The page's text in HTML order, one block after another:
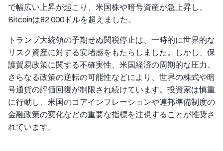
で幅広い上昇が起こり、米国株や暗号資産が急上昇し、
Bitcoinは82,000ドルを超えました。
トランプ大統領の予期せぬ関税停止は、一時的に世界的な
リスク資産に対する安堵感をもたらしました。しかし、保
護貿易政策に関する不確実性、米国経済の周期的な圧力、
さらなる政策の逆転の可能性などにより、世界の株式や暗
号通貨の評価回復が制限され続けています。投資家は慎重
に行動し、米国のコアインフレーションや連邦準備制度の
金融政策の変化などの重要な指標を注視することが推奨さ
れています。